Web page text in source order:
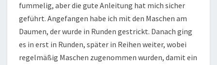
fummelig, aber die gute Anleitung hat mich sicher
geführt. Angefangen habe ich mit den Maschen am
Daumen, der wurde in Runden gestrickt. Danach ging
es in erst in Runden, später in Reihen weiter, wobei
regelmäßig Maschen zugenommen wurden, damit ein